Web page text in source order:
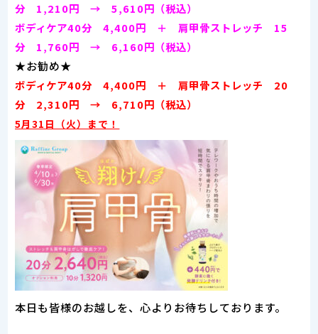
分 1,210円 → 5,610円（税込）
ボディケア40分 4,400円 ＋ 肩甲骨ストレッチ 15
分 1,760円 → 6,160円（税込）
★お勧め★
ボディケア40分 4,400円 ＋ 肩甲骨ストレッチ 20
分 2,310円 → 6,710円（税込）
5月31日（火）まで！
本日も皆様のお越しを、心よりお待ちしております。